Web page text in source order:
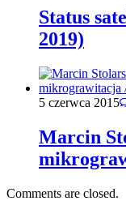
Status
2019)
5 czerwca 2015
Marcin
Comments are closed.